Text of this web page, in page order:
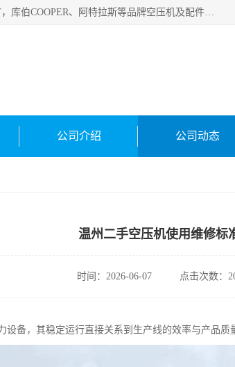
绍兴金戈贸易有限公司主要经营品牌：美国寿力、英格索兰、复盛FS-ELLIOTT，库伯COOPER、阿特拉斯等品牌空压机及配件销售；承接全厂空气压缩机管理、维护保养；节能改造；气体干燥机销售、维护、维修、保养。销售各种品牌空压机空气滤芯、油滤芯、油气分离器；精密过滤器滤芯；除油雾滤芯；抽真空滤芯，消音器，疏水器。劳务承接：全厂空压机维修保养工程，安装工程；移机或汰换工程；节能改造工程等。
公司介绍 公司动态
温州二手空压机使用维修标
时间：2026-06-07 点击次数：
设备，其稳定运行直接关系到生产线的效率与产品质